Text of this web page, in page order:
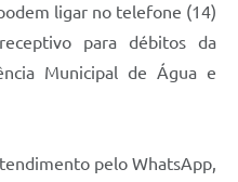
ligar no telefone (14)
para débitos da
Municipal de Água e
pelo WhatsApp,